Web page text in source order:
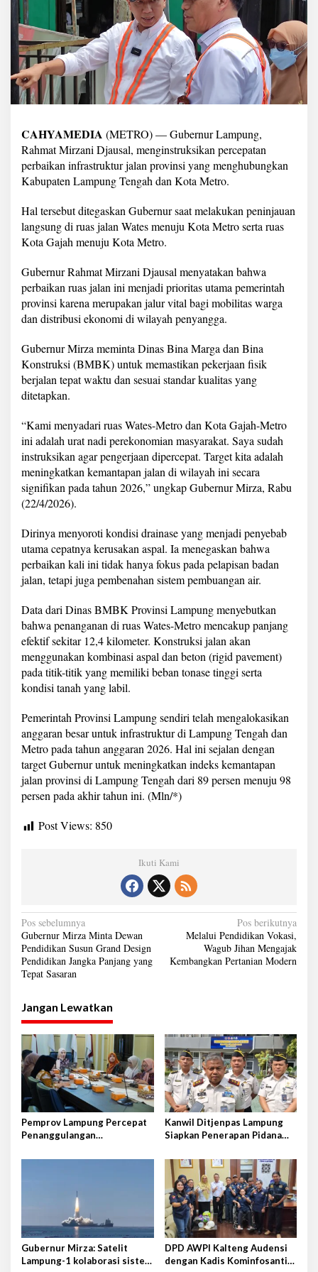
s
r
u
i
k
a
P
r
c
e
a
a
n
e
a
i
a
n
J
a
n
W
a
t
e
s
t
r
o
CAHYAMEDIA (METRO) — Gubernur Lampung,
Rahmat Mirzani Djausal, menginstruksikan percepatan
perbaikan infrastruktur jalan provinsi yang menghubungkan
Kabupaten Lampung Tengah dan Kota Metro.
Hal tersebut ditegaskan Gubernur saat melakukan peninjauan
langsung di ruas jalan Wates menuju Kota Metro serta ruas
Kota Gajah menuju Kota Metro.
Gubernur Rahmat Mirzani Djausal menyatakan bahwa
perbaikan ruas jalan ini menjadi prioritas utama pemerintah
provinsi karena merupakan jalur vital bagi mobilitas warga
dan distribusi ekonomi di wilayah penyangga.
Gubernur Mirza meminta Dinas Bina Marga dan Bina
Konstruksi (BMBK) untuk memastikan pekerjaan fisik
berjalan tepat waktu dan sesuai standar kualitas yang
ditetapkan.
“Kami menyadari ruas Wates-Metro dan Kota Gajah-Metro
ini adalah urat nadi perekonomian masyarakat. Saya sudah
instruksikan agar pengerjaan dipercepat. Target kita adalah
meningkatkan kemantapan jalan di wilayah ini secara
signifikan pada tahun 2026,” ungkap Gubernur Mirza, Rabu
(22/4/2026).
Dirinya menyoroti kondisi drainase yang menjadi penyebab
utama cepatnya kerusakan aspal. Ia menegaskan bahwa
perbaikan kali ini tidak hanya fokus pada pelapisan badan
jalan, tetapi juga pembenahan sistem pembuangan air.
Data dari Dinas BMBK Provinsi Lampung menyebutkan
bahwa penanganan di ruas Wates-Metro mencakup panjang
efektif sekitar 12,4 kilometer. Konstruksi jalan akan
menggunakan kombinasi aspal dan beton (rigid pavement)
pada titik-titik yang memiliki beban tonase tinggi serta
kondisi tanah yang labil.
Pemerintah Provinsi Lampung sendiri telah mengalokasikan
anggaran besar untuk infrastruktur di Lampung Tengah dan
Metro pada tahun anggaran 2026. Hal ini sejalan dengan
target Gubernur untuk meningkatkan indeks kemantapan
jalan provinsi di Lampung Tengah dari 89 persen menuju 98
persen pada akhir tahun ini. (Mln/*)
Post Views: 850
Ikuti Kami
N
a
v
g
a
s
i
p
o
s
Pos sebelumnya
Gubernur Mirza Minta Dewan
Pendidikan Susun Grand Design
Pendidikan Jangka Panjang yang
Tepat Sasaran
Pos berikutnya
Melalui Pendidikan Vokasi,
Wagub Jihan Mengajak
Kembangkan Pertanian Modern
Jangan Lewatkan
Pemprov Lampung Percepat
Penanggulangan
Kanwil Ditjenpas Lampung
Siapkan Penerapan Pidana
Gubernur Mirza: Satelit
Lampung-1 kolaborasi sister
DPD AWPI Kalteng Audensi
dengan Kadis Kominfosantik